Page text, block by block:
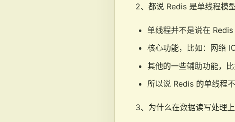
2、都说 Redis 是单线程模
单线程并不是说在 Redis
核心功能，比如：网络
其他的一些辅助功能，
所以说 Redis 的单线程不
3、为什么在数据读写处理